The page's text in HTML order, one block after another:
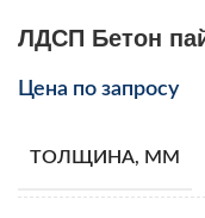
ЛДСП Бетон
Цена по запросу
ТОЛЩИНА, ММ